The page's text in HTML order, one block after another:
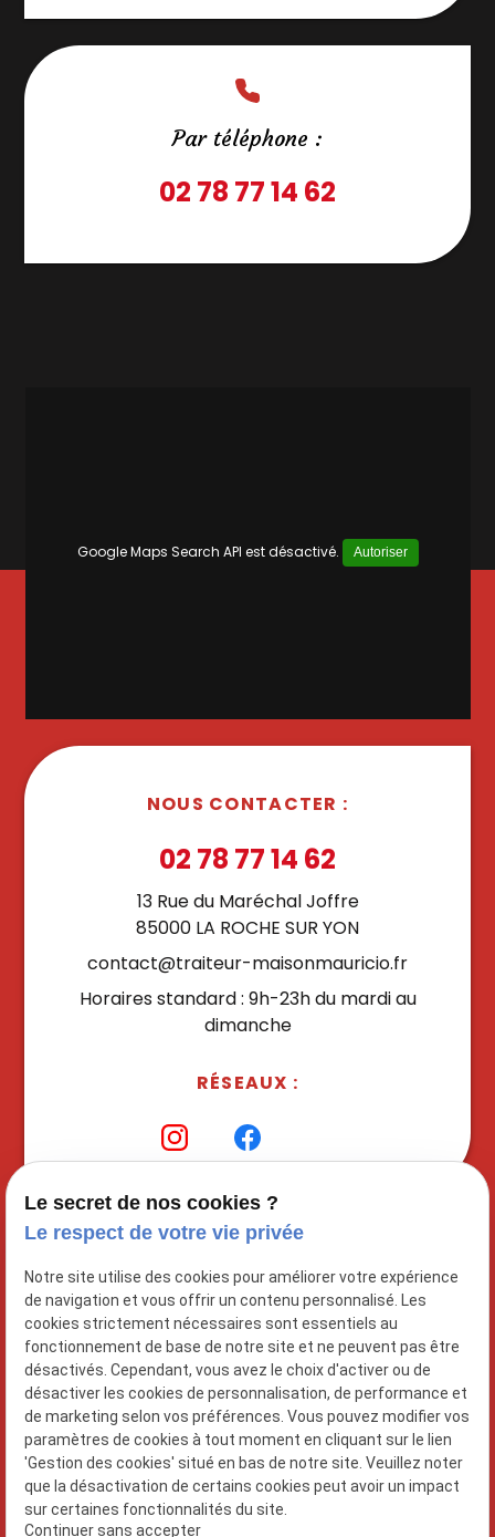
Par téléphone :
02 78 77 14 62
Google Maps Search API est désactivé. Autoriser
NOUS CONTACTER :
02 78 77 14 62
13 Rue du Maréchal Joffre
85000 LA ROCHE SUR YON
contact@traiteur-maisonmauricio.fr
Horaires standard : 9h-23h du mardi au
dimanche
RÉSEAUX :
N° Siret : 89377873800011
Plan du site
Le secret de nos cookies ?
Le respect de votre vie privée
Notre site utilise des cookies pour améliorer votre expérience
de navigation et vous offrir un contenu personnalisé. Les
cookies strictement nécessaires sont essentiels au
fonctionnement de base de notre site et ne peuvent pas être
désactivés. Cependant, vous avez le choix d'activer ou de
désactiver les cookies de personnalisation, de performance et
de marketing selon vos préférences. Vous pouvez modifier vos
paramètres de cookies à tout moment en cliquant sur le lien
'Gestion des cookies' situé en bas de notre site. Veuillez noter
que la désactivation de certains cookies peut avoir un impact
sur certaines fonctionnalités du site.
Continuer sans accepter